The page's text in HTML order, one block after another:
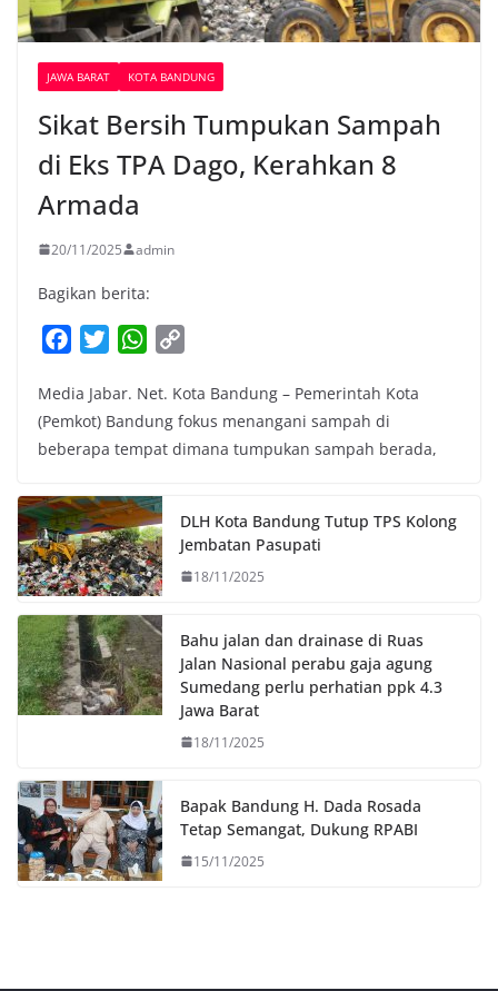
JAWA BARAT KOTA BANDUNG
Sikat Bersih Tumpukan Sampah
di Eks TPA Dago, Kerahkan 8
Armada
20/11/2025 admin
Bagikan berita:
c
e
b
o
k
i
t
t
r
W
a
t
s
p
p
p
y
L
n
k
Media Jabar. Net. Kota Bandung – Pemerintah Kota
(Pemkot) Bandung fokus menangani sampah di
beberapa tempat dimana tumpukan sampah berada,
DLH Kota Bandung Tutup TPS Kolong
Jembatan Pasupati
18/11/2025
Bahu jalan dan drainase di Ruas
Jalan Nasional perabu gaja agung
Sumedang perlu perhatian ppk 4.3
Jawa Barat
18/11/2025
Bapak Bandung H. Dada Rosada
Tetap Semangat, Dukung RPABI
15/11/2025